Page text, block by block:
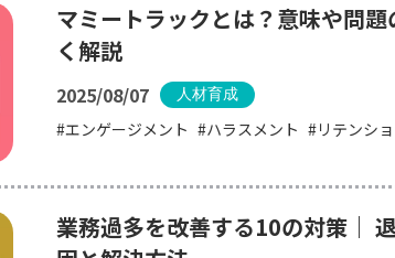
マミートラックとは？意味や問
く解説
2025/08/07 人材育成
エンゲージメント ハラスメント リテンシ
業務過多を改善する10の対策｜